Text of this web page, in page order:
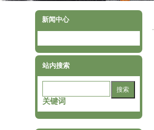
新闻中心
站内搜索
关键词